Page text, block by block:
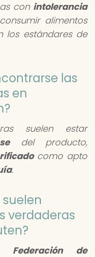
con intolerancia
alimentos
los estándares de
las
en
suelen estar
del producto,
como apto
.
verdaderas
Federación de